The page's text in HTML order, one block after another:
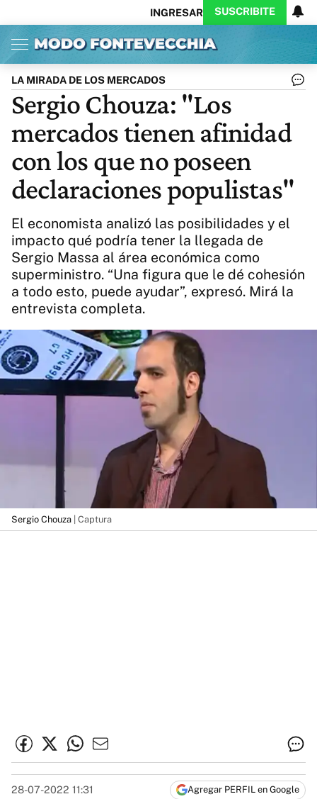
INGRESAR SUSCRIBITE
Inicio Ahora
Opinión
Política
Ciencia
Protagonistas
Cultura
Arte
Educación
Internacional
Clima
Deportes
CARAS
Exitoina
Turismo
Videos
Córdoba
Reperfilar
Business
Noticias
Caras
Diario del Juicio
Actualidad
LA MIRADA DE LOS MERCADOS
Sergio Chouza: "Los
mercados tienen afinidad
con los que no poseen
declaraciones populistas"
El economista analizó las posibilidades y el
impacto qué podría tener la llegada de
Sergio Massa al área económica como
superministro. “Una figura que le dé cohesión
a todo esto, puede ayudar”, expresó. Mirá la
entrevista completa.
Sergio Chouza | Captura
28-07-2022 11:31 Agregar PERFIL en Google